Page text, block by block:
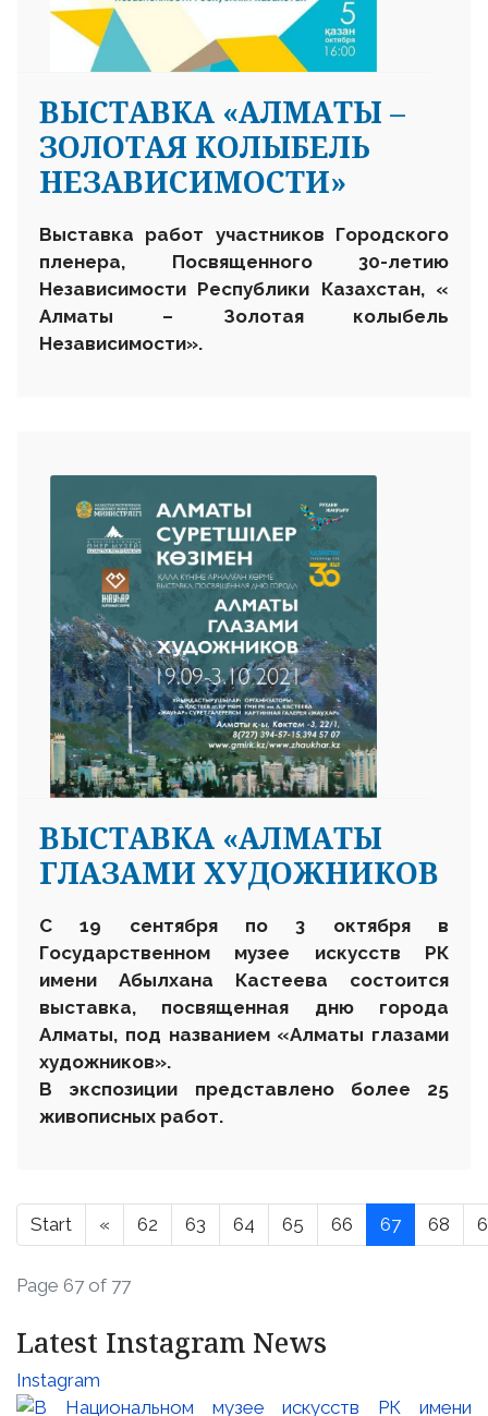
ВЫСТАВКА «АЛМАТЫ –
ЗОЛОТАЯ КОЛЫБЕЛЬ
НЕЗАВИСИМОСТИ»
Выставка работ участников Городского
пленера, Посвященного 30-летию
Независимости Республики Казахстан, «
Алматы – Золотая колыбель
Независимости».
ВЫСТАВКА «АЛМАТЫ
ГЛАЗАМИ ХУДОЖНИКОВ
С 19 сентября по 3 октября в
Государственном музее искусств РК
имени Абылхана Кастеева состоится
выставка, посвященная дню города
Алматы, под названием «Алматы глазами
художников».
В экспозиции представлено более 25
живописных работ.
Start « 62 63 64 65 66 67 68
Page 67 of 77
Latest Instagram News
Instagram